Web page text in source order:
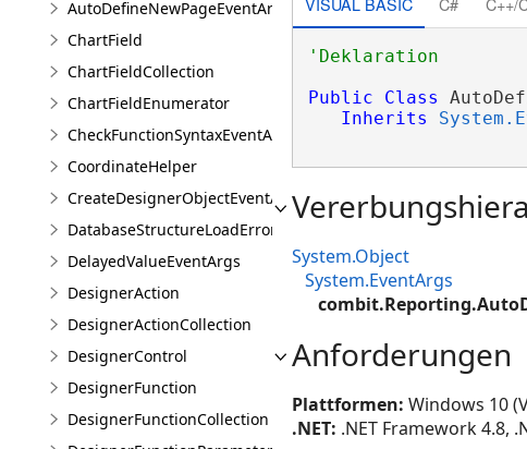
AutoDefineNewPageEventArgs
ChartField
ChartFieldCollection
ChartFieldEnumerator
CheckFunctionSyntaxEventArgs
CoordinateHelper
CreateDesignerObjectEventArgs
DatabaseStructureLoadErrorEventArgs
DelayedValueEventArgs
DesignerAction
DesignerActionCollection
DesignerControl
DesignerFunction
DesignerFunctionCollection
Public
Class
Inherits
System.Object
System.EventArgs
Anforderungen
Plattformen: Windows 10
.NET: .NET Framework 4.8,